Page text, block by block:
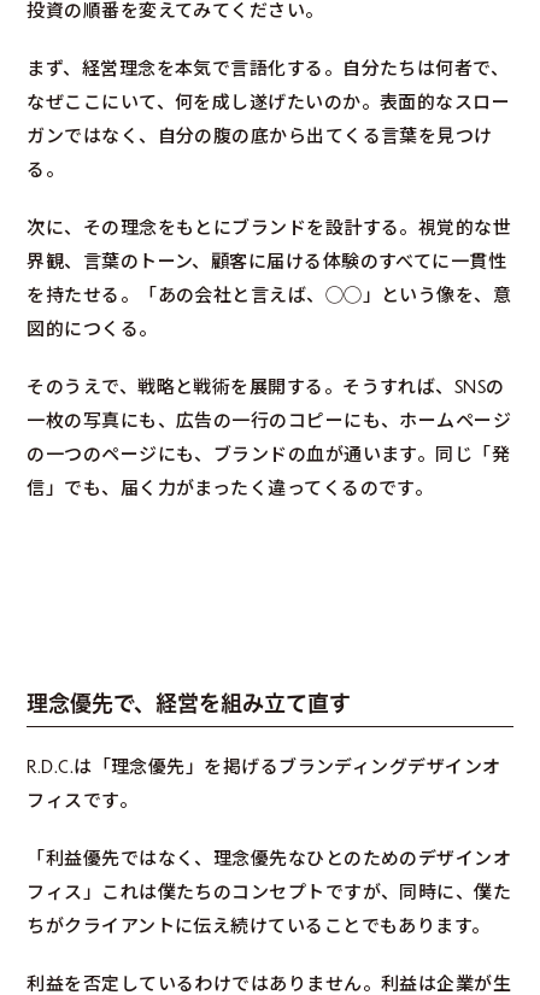
投資の順番を変えてみてください。
まず、経営理念を本気で言語化する。自分たちは何者で、
なぜここにいて、何を成し遂げたいのか。表面的なスロー
ガンではなく、自分の腹の底から出てくる言葉を見つけ
る。
次に、その理念をもとにブランドを設計する。視覚的な世
界観、言葉のトーン、顧客に届ける体験のすべてに一貫性
を持たせる。「あの会社と言えば、◯◯」という像を、意
図的につくる。
そのうえで、戦略と戦術を展開する。そうすれば、SNSの
一枚の写真にも、広告の一行のコピーにも、ホームページ
の一つのページにも、ブランドの血が通います。同じ「発
信」でも、届く力がまったく違ってくるのです。
理念優先で、経営を組み立て直す
R.D.C.は「理念優先」を掲げるブランディングデザインオ
フィスです。
「利益優先ではなく、理念優先なひとのためのデザインオ
フィス」これは僕たちのコンセプトですが、同時に、僕た
ちがクライアントに伝え続けていることでもあります。
利益を否定しているわけではありません。利益は企業が生